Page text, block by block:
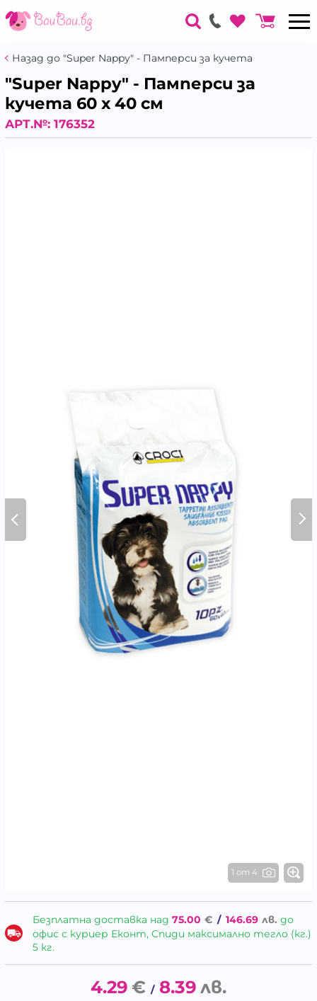
Назад до "Super Nappy" - Памперси за кучета
"Super Nappy" - Памперси за
кучета 60 х 40 см
АРТ.№: 176352
1 от 4
Безплатна доставка над 75.00 € / 146.69 лв. до
офис с куриер Еконт, Спиди максимално тегло (кг.)
5 кг.
4.29 € / 8.39 лв.